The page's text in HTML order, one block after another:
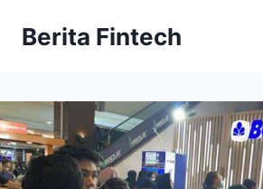
Berita Fintech